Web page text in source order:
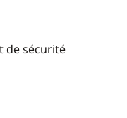
de sécurité